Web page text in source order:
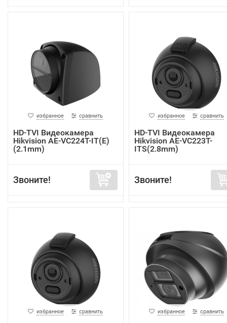
избранное сравнить
HD-TVI Видеокамера
Hikvision AE-VC224T-IT(E)
(2.1mm)
Звоните!
избранное сравнить
HD-TVI Видеокамера
Hikvision AE-VC223T-
ITS(2.8mm)
Звоните!
избранное сравнить избранное сравнить